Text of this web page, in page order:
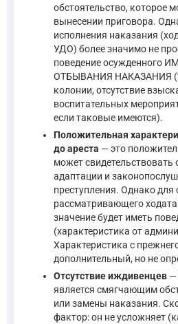
обстоятельство, которое
вынесении приговора.
исполнения наказания
УДО) более значимо не
поведение осужденного
ОТБЫВАНИЯ НАКАЗАНИЯ
колонии, отсутствие
воспитательных
если таковые имеются).
Положительная
до ареста — это
может свидетельствовать
адаптации и
преступления. Однако для
рассматривающего
значение будет иметь
(характеристика от
Характеристика с
дополнительный, но не
Отсутствие иждивенцев —
является смягчающим
или замены наказания.
фактор: он не усложняет